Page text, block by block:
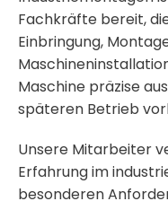
Fachkräfte bereit,
Einbringung,
Maschine präzise
späteren Betrieb
Unsere Mitarbeiter
Erfahrung im
besonderen